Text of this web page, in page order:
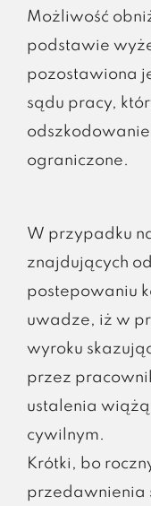
Możliwość
podstawie
pozostawiona
sądu pracy,
ograniczone.
W przypadku
znajdujących
postepowaniu
uwadze, iż w
wyroku
przez
ustalenia
cywilnym.
Krótki, bo
przedawnienia